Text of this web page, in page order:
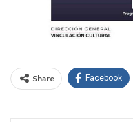
Share Facebook